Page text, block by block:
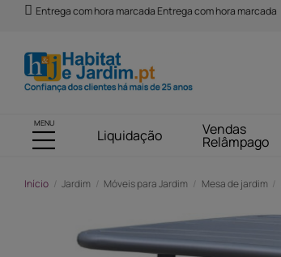
Entrega com hora marcada Entrega com hora marcada
MENU
Liquidação Vendas
Relâmpago
Início Jardim Móveis para Jardim Mesa de jardim